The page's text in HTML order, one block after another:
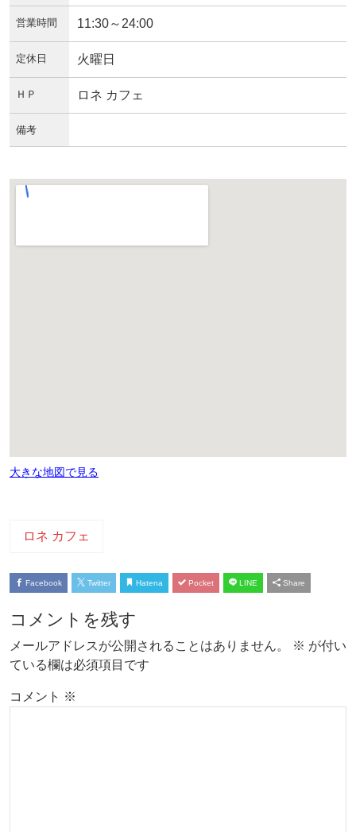
営業時間 11:30～24:00
定休日 火曜日
ＨＰ ロネ カフェ
備考
大きな地図で見る
ロネ カフェ
Facebook Twitter Hatena Pocket LINE Share
コメントを残す
メールアドレスが公開されることはありません。 ※ が付い
ている欄は必須項目です
コメント ※